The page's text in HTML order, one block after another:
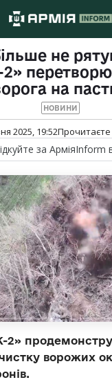
не
2»
на
НОВИНИ
2025, 19:52Прочитаєте
за АрміяInform
2»
ворожих